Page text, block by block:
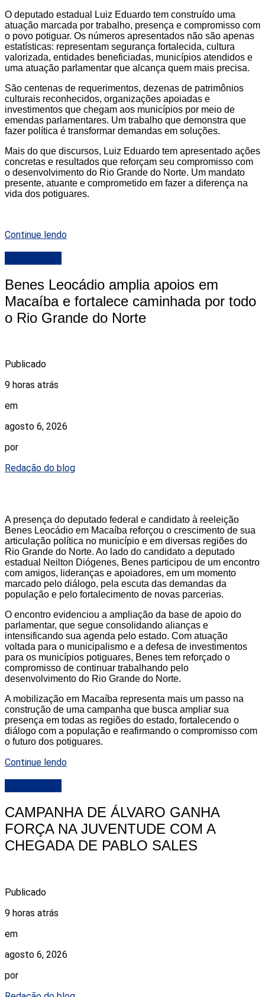
O deputado estadual Luiz Eduardo tem construído uma
atuação marcada por trabalho, presença e compromisso com
o povo potiguar. Os números apresentados não são apenas
estatísticas: representam segurança fortalecida, cultura
valorizada, entidades beneficiadas, municípios atendidos e
uma atuação parlamentar que alcança quem mais precisa.
São centenas de requerimentos, dezenas de patrimônios
culturais reconhecidos, organizações apoiadas e
investimentos que chegam aos municípios por meio de
emendas parlamentares. Um trabalho que demonstra que
fazer política é transformar demandas em soluções.
Mais do que discursos, Luiz Eduardo tem apresentado ações
concretas e resultados que reforçam seu compromisso com
o desenvolvimento do Rio Grande do Norte. Um mandato
presente, atuante e comprometido em fazer a diferença na
vida dos potiguares.
Continue lendo
Benes Leocádio amplia apoios em
Macaíba e fortalece caminhada por todo
o Rio Grande do Norte
Publicado
9 horas atrás
em
agosto 6, 2026
por
Redação do blog
A presença do deputado federal e candidato à reeleição
Benes Leocádio em Macaíba reforçou o crescimento de sua
articulação política no município e em diversas regiões do
Rio Grande do Norte. Ao lado do candidato a deputado
estadual Neilton Diógenes, Benes participou de um encontro
com amigos, lideranças e apoiadores, em um momento
marcado pelo diálogo, pela escuta das demandas da
população e pelo fortalecimento de novas parcerias.
O encontro evidenciou a ampliação da base de apoio do
parlamentar, que segue consolidando alianças e
intensificando sua agenda pelo estado. Com atuação
voltada para o municipalismo e a defesa de investimentos
para os municípios potiguares, Benes tem reforçado o
compromisso de continuar trabalhando pelo
desenvolvimento do Rio Grande do Norte.
A mobilização em Macaíba representa mais um passo na
construção de uma campanha que busca ampliar sua
presença em todas as regiões do estado, fortalecendo o
diálogo com a população e reafirmando o compromisso com
o futuro dos potiguares.
Continue lendo
CAMPANHA DE ÁLVARO GANHA
FORÇA NA JUVENTUDE COM A
CHEGADA DE PABLO SALES
Publicado
9 horas atrás
em
agosto 6, 2026
por